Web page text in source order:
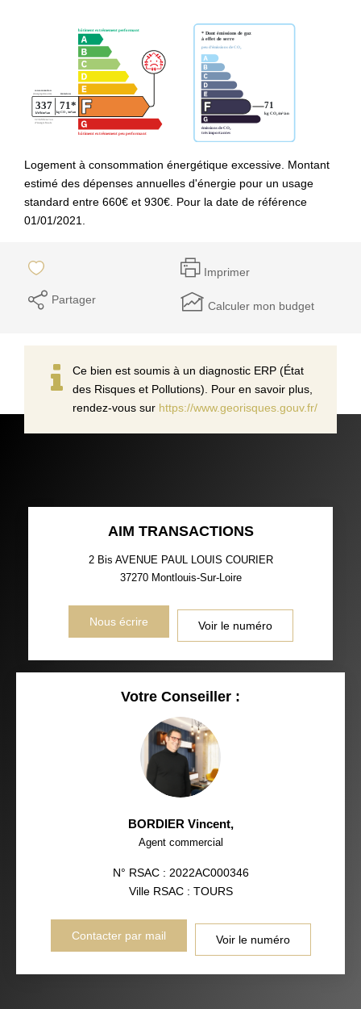
Logement à consommation énergétique excessive. Montant
estimé des dépenses annuelles d'énergie pour un usage
standard entre 660€ et 930€. Pour la date de référence
01/01/2021.
Imprimer
Partager Calculer mon budget
Ce bien est soumis à un diagnostic ERP (État
des Risques et Pollutions). Pour en savoir plus,
rendez-vous sur https://www.georisques.gouv.fr/
AIM TRANSACTIONS
2 Bis AVENUE PAUL LOUIS COURIER
37270 Montlouis-Sur-Loire
Nous écrire Voir le numéro
Votre Conseiller :
BORDIER Vincent,
Agent commercial
N° RSAC : 2022AC000346
Ville RSAC : TOURS
Contacter par mail Voir le numéro